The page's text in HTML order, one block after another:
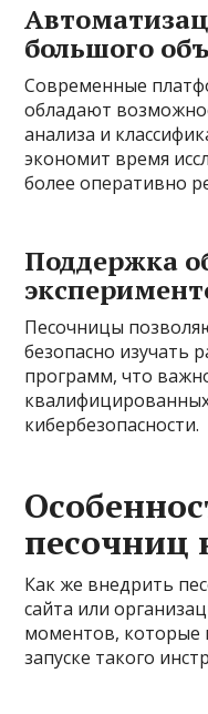
большого
Современные
обладают
анализа и
экономит время
более оперативно
Поддержка
Песочницы
безопасно изучать
программ, что
кибербезопасности.
песочниц
Как же внедрить
сайта или
моментов, которые
запуске такого